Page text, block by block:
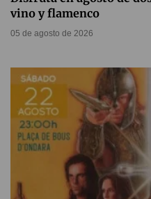
vino y flamenco
05 de agosto de 2026